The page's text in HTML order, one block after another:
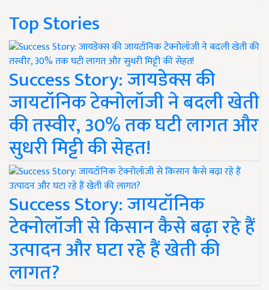
Top Stories
Success Story: जायडेक्स की
जायटॉनिक टेक्नोलॉजी ने बदली खेती
की तस्वीर, 30% तक घटी लागत और
सुधरी मिट्टी की सेहत!
Success Story: जायटॉनिक
टेक्नोलॉजी से किसान कैसे बढ़ा रहे हैं
उत्पादन और घटा रहे हैं खेती की
लागत?